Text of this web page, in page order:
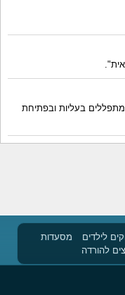
בעליות ובפתיחת
לילדים
מסעדות
להורדה